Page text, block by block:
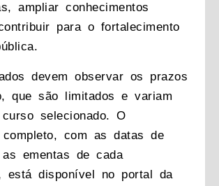
ampliar conhecimentos
para o fortalecimento
devem observar os prazos
que são limitados e variam
selecionado. O
completo, com as datas de
ementas de cada
está disponível no portal da